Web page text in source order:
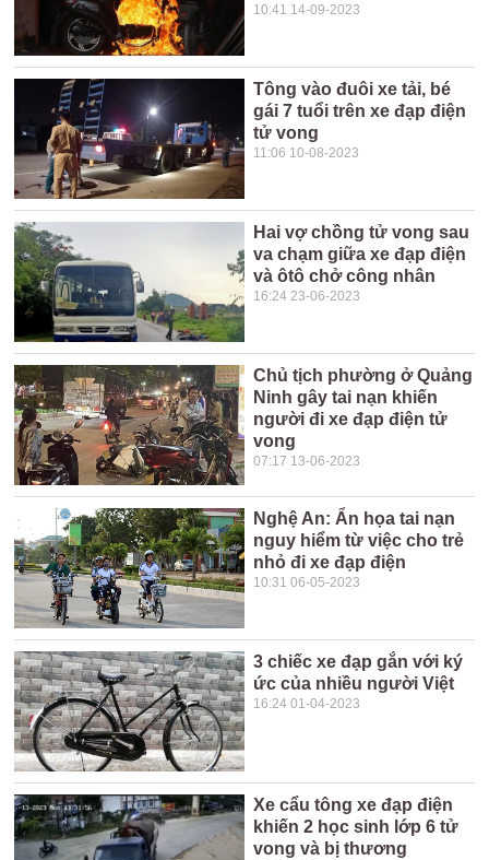
10:41 14-09-2023
Tông vào đuôi xe tải, bé
gái 7 tuổi trên xe đạp điện
tử vong
11:06 10-08-2023
Hai vợ chồng tử vong sau
va chạm giữa xe đạp điện
và ôtô chở công nhân
16:24 23-06-2023
Chủ tịch phường ở Quảng
Ninh gây tai nạn khiến
người đi xe đạp điện tử
vong
07:17 13-06-2023
Nghệ An: Ẩn họa tai nạn
nguy hiểm từ việc cho trẻ
nhỏ đi xe đạp điện
10:31 06-05-2023
3 chiếc xe đạp gắn với ký
ức của nhiều người Việt
16:24 01-04-2023
Xe cẩu tông xe đạp điện
khiến 2 học sinh lớp 6 tử
vong và bị thương